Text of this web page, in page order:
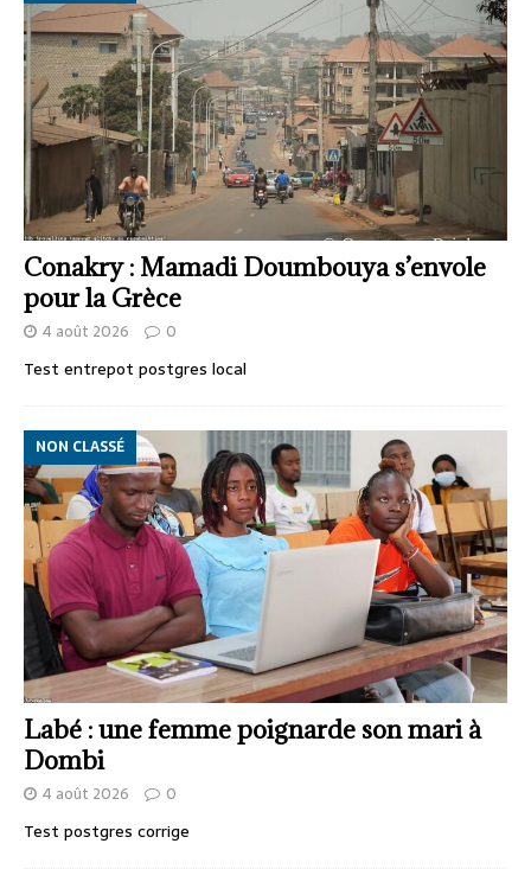
Conakry : Mamadi Doumbouya s’envole
pour la Grèce
4 août 2026 0
Test entrepot postgres local
Labé : une femme poignarde son mari à
Dombi
NON CLASSÉ
4 août 2026 0
Test postgres corrige